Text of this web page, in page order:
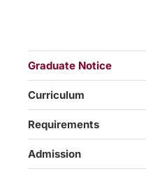
Graduate Notice
Curriculum
Requirements
Admission